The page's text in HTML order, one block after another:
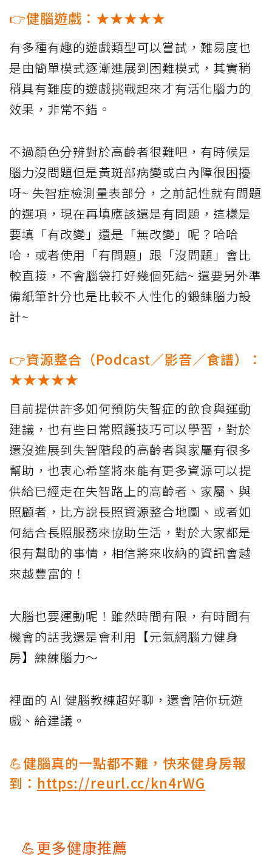
👉健腦遊戲：★★★★★
有多種有趣的遊戲類型可以嘗試，難易度也
是由簡單模式逐漸進展到困難模式，其實稍
稍具有難度的遊戲挑戰起來才有活化腦力的
效果，非常不錯。
不過顏色分辨對於高齡者很難吧，有時候是
腦力沒問題但是黃斑部病變或白內障很困擾
呀~ 失智症檢測量表部分，之前記性就有問題
的選項，現在再填應該還是有問題，這樣是
要填「有改變」還是「無改變」呢？哈哈
哈，或者使用「有問題」跟「沒問題」會比
較直接，不會腦袋打好幾個死結~ 還要另外準
備紙筆計分也是比較不人性化的鍛鍊腦力設
計~
👉資源整合（Podcast／影音／食譜）：
★★★★★
目前提供許多如何預防失智症的飲食與運動
建議，也有些日常照護技巧可以學習，對於
還沒進展到失智階段的高齡者與家屬有很多
幫助，也衷心希望將來能有更多資源可以提
供給已經走在失智路上的高齡者、家屬、與
照顧者，比方說長照資源整合地圖、或者如
何結合長照服務來協助生活，對於大家都是
很有幫助的事情，相信將來收納的資訊會越
來越豐富的！
大腦也要運動呢！雖然時間有限，有時間有
機會的話我還是會利用【元氣網腦力健身
房】練練腦力～
裡面的 AI 健腦教練超好聊，還會陪你玩遊
戲、給建議。
💪健腦真的一點都不難，快來健身房報
到： https://reurl.cc/kn4rWG
💪更多健康推薦